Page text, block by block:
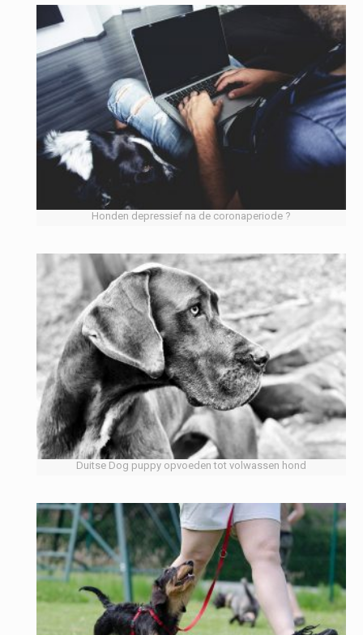
Honden depressief na de coronaperiode ?
Duitse Dog puppy opvoeden tot volwassen hond